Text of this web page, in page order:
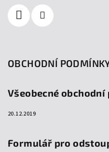
OBCHODNÍ
Všeobecné obchodní
20.12.2019
Formulář pro